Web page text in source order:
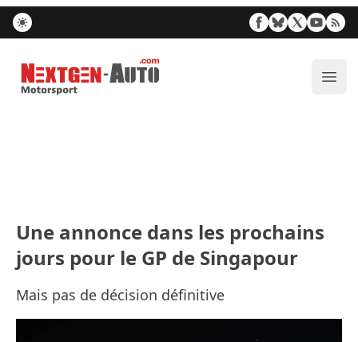
Nextgen-Auto.com
Une annonce dans les prochains
jours pour le GP de Singapour
Mais pas de décision définitive